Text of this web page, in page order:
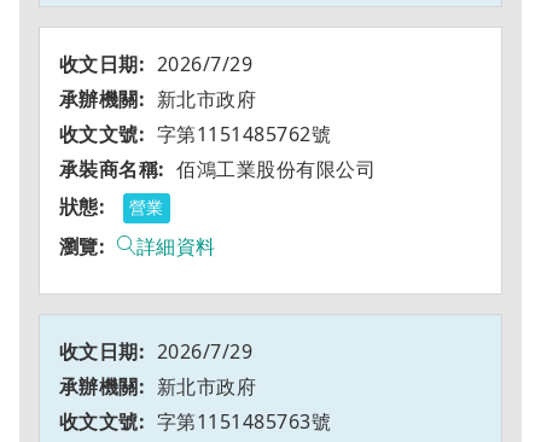
2026/7/29
新北市政府
字第1151485762號
佰鴻工業股份有限公司
營業
詳細資料
2026/7/29
新北市政府
字第1151485763號